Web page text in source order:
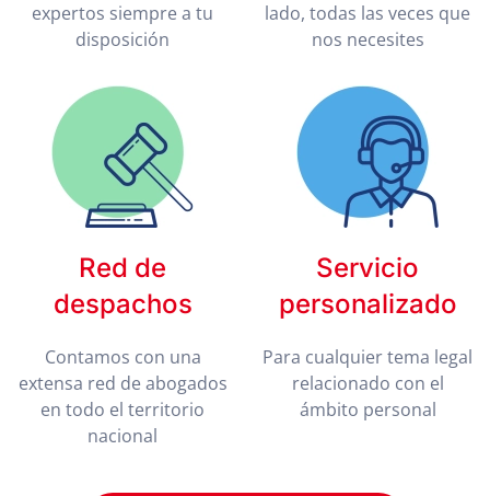
expertos siempre a tu
disposición
lado, todas las veces que
nos necesites
Red de
despachos
Contamos con una
extensa red de abogados
en todo el territorio
nacional
Servicio
personalizado
Para cualquier tema legal
relacionado con el
ámbito personal